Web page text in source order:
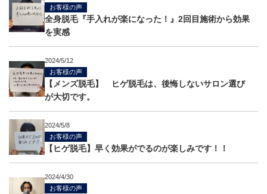
お客様の声
全身脱毛『手入れが楽になった！』2回目施術から効果
を実感
2024/5/12
お客様の声
【メンズ脱毛】 ヒゲ脱毛は、後悔しないサロン選び
が大切です。
2024/5/8
お客様の声
【ヒゲ脱毛】早く効果がでるのが楽しみです！！
2024/4/30
お客様の声